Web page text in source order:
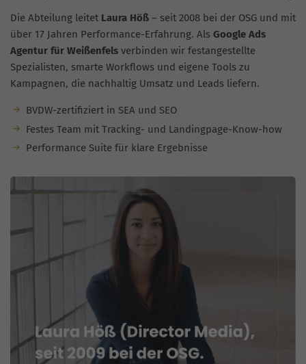
Die Abteilung leitet Laura Höß – seit 2008 bei der OSG und mit
über 17 Jahren Performance-Erfahrung. Als Google Ads
Agentur für Weißenfels verbinden wir festangestellte
Spezialisten, smarte Workflows und eigene Tools zu
Kampagnen, die nachhaltig Umsatz und Leads liefern.
BVDW-zertifiziert in SEA und SEO
Festes Team mit Tracking- und Landingpage-Know-how
Performance Suite für klare Ergebnisse